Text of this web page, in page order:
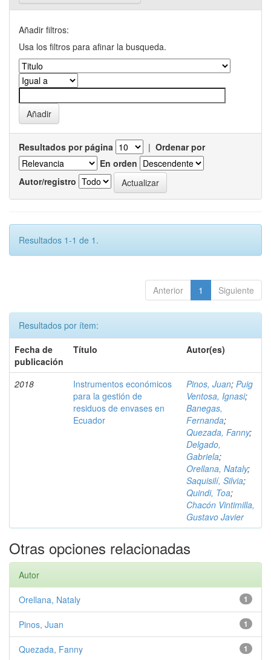
Añadir filtros:
Usa los filtros para afinar la busqueda.
Resultados por página | Ordenar por
En orden
Autor/registro
Resultados 1-1 de 1.
Anterior 1 Siguiente
Resultados por ítem:
Fecha de
publicación
Título Autor(es)
2018
Instrumentos económicos
para la gestión de
residuos de envases en
Ecuador
Pinos, Juan; Puig
Ventosa, Ignasi;
Banegas,
Fernanda;
Quezada, Fanny;
Delgado,
Gabriela;
Orellana, Nataly;
Saquisilí, Silvia;
Quindi, Toa;
Chacón Vintimilla,
Gustavo Javier
Otras opciones relacionadas
Autor
1
Orellana, Nataly
1
Pinos, Juan
1
Quezada, Fanny